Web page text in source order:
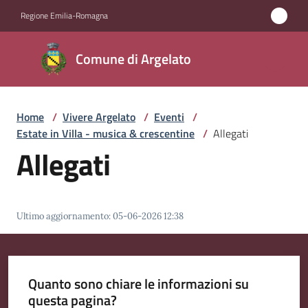
Regione Emilia-Romagna
Comune di Argelato
Comune
di
Argelato
Servizi
Vivere
Argelato
Menu selezionato
Home / Vivere Argelato / Eventi /
Estate in Villa - musica & crescentine / Allegati
Allegati
Ultimo aggiornamento:05-06-2026 12:38
Quanto sono chiare le informazioni su
questa pagina?